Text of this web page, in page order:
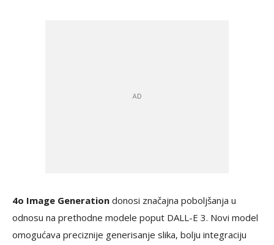
4o Image Generation donosi značajna poboljšanja u
odnosu na prethodne modele poput DALL-E 3. Novi model
omogućava preciznije generisanje slika, bolju integraciju